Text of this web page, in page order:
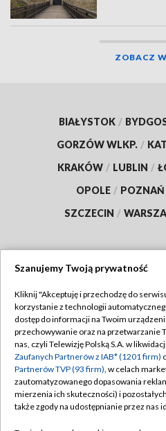
ZOBACZ
BIAŁYSTOK /
GORZÓW WLKP. /
KRAKÓW / LUBLIN /
OPOLE / POZNAŃ
SZCZECIN /
Abonament TVP
Emisja w TVP
Centrum informacji TVP
Naziemna Telewizja Cyfrowa
Polityka
Moje
Szanujemy Twoją prywatność
Kliknij "Akceptuję i przechodzę do
korzystanie z technologii
dostęp do informacji na Twoim
przechowywanie oraz na przetwarzanie
nas, czyli Telewizję Polską S.A. w
Zaufanych Partnerów z IAB* (1201 firm)
Partnerów TVP (93 firm), w celach
zautomatyzowanego dopasowania
mierzenia ich skuteczności) i
także zgody na udostępnianie przez nas